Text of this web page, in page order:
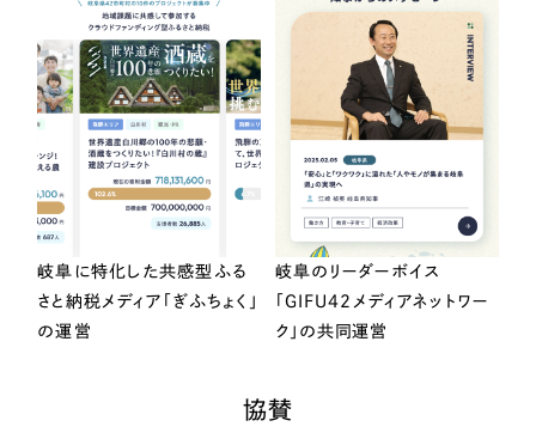
岐阜に特化した共感型ふる
さと納税メディア「ぎふちょく」
の運営
岐阜のリーダーボイス
「GIFU42メディアネットワー
ク」の共同運営
協賛